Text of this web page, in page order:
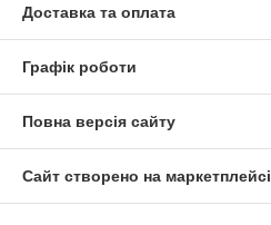
Доставка та оплата
Графік роботи
Повна версія сайту
Сайт створено на маркетплейсі